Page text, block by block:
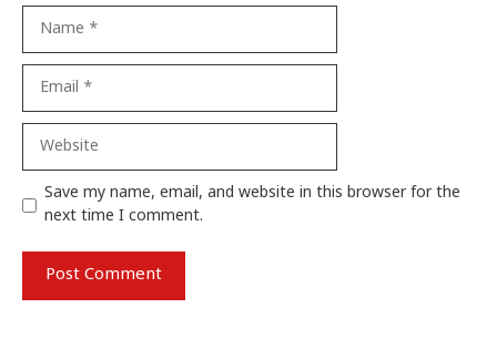
Website
Save my name, email, and website in this browser for the
next time I comment.